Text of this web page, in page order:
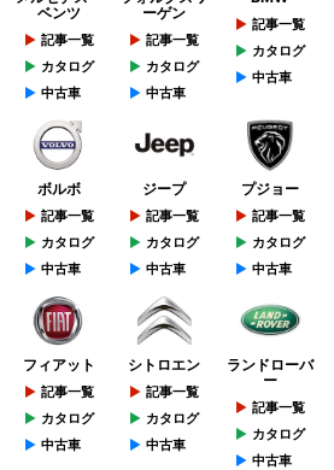
ベンツ
記事一覧
カタログ
中古車
ーゲン
記事一覧
カタログ
中古車
記事一覧
カタログ
中古車
ボルボ
記事一覧
カタログ
中古車
ジープ
記事一覧
カタログ
中古車
プジョー
記事一覧
カタログ
中古車
フィアット
記事一覧
カタログ
中古車
シトロエン
記事一覧
カタログ
中古車
ランドローバ
ー
記事一覧
カタログ
中古車